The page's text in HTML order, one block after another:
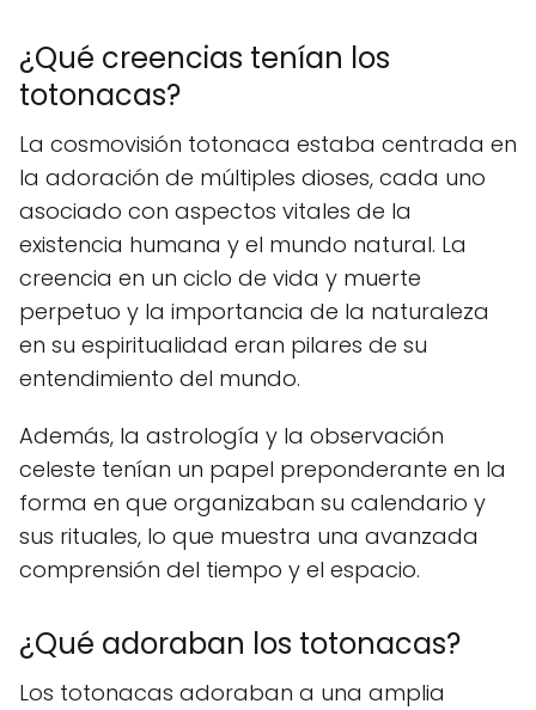
¿Qué creencias tenían los
totonacas?
La cosmovisión totonaca estaba centrada en
la adoración de múltiples dioses, cada uno
asociado con aspectos vitales de la
existencia humana y el mundo natural. La
creencia en un ciclo de vida y muerte
perpetuo y la importancia de la naturaleza
en su espiritualidad eran pilares de su
entendimiento del mundo.
Además, la astrología y la observación
celeste tenían un papel preponderante en la
forma en que organizaban su calendario y
sus rituales, lo que muestra una avanzada
comprensión del tiempo y el espacio.
¿Qué adoraban los totonacas?
Los totonacas adoraban a una amplia